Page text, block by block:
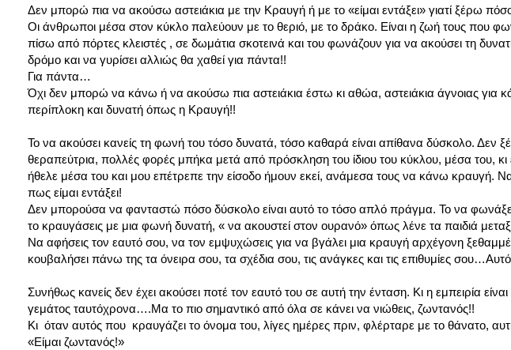
Δεν μπορώ πια να ακούσω αστειάκια με την Κραυγή ή με το «είμαι εντάξει» γιατί ξέρω
Οι άνθρωποι μέσα στον κύκλο παλεύουν με το θεριό, με το δράκο. Είναι η ζωή τους που
πίσω από πόρτες κλειστές , σε δωμάτια σκοτεινά και του φωνάζουν για να ακούσει τη
δρόμο και να γυρίσει αλλιώς θα χαθεί για πάντα!!
Για πάντα…
Όχι δεν μπορώ να κάνω ή να ακούσω πια αστειάκια έστω κι αθώα, αστειάκια άγνοιας για
περίπλοκη και δυνατή όπως η Κραυγή!!
Το να ακούσει κανείς τη φωνή του τόσο δυνατά, τόσο καθαρά είναι απίθανα δύσκολο. Δεν
θεραπεύτρια, πολλές φορές μπήκα μετά από πρόσκληση του ίδιου του κύκλου, μέσα του, κι
ήθελε μέσα του και μου επέτρεπε την είσοδο ήμουν εκεί, ανάμεσα τους να κάνω
πως είμαι εντάξει!
Δεν μπορούσα να φανταστώ πόσο δύσκολο είναι αυτό το τόσο απλό πράγμα. Το να
το κραυγάσεις με μια φωνή δυνατή, « να ακουστεί στον ουρανό» όπως λένε τα παιδιά
Να αφήσεις τον εαυτό σου, να τον εμψυχώσεις για να βγάλει μια κραυγή αρχέγονη
κουβαλήσει πάνω της τα όνειρα σου, τα σχέδια σου, τις ανάγκες και τις επιθυμίες σου…Αυτό
Συνήθως κανείς δεν έχει ακούσει ποτέ τον εαυτό του σε αυτή την ένταση. Κι η εμπειρία
γεμάτος ταυτόχρονα….Μα το πιο σημαντικό από όλα σε κάνει να νιώθεις, ζωντανός!!
Κι όταν αυτός που κραυγάζει το όνομα του, λίγες ημέρες πριν, φλέρταρε με το θάνατο,
«Είμαι ζωντανός!»